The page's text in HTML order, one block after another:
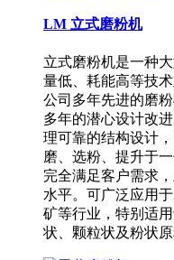
LM 立式磨粉机
立式磨粉机是一种
量低、耗能高等技
公司多年先进的磨
多年的潜心设计改
理可靠的结构设计
磨、选粉、提升于
完全满足客户需求
水平。可广泛应用
矿等行业，特别适
状、颗粒状及粉状